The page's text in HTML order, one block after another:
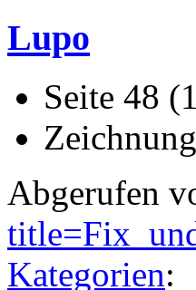
Lupo
Seite 48
Abgerufen
Kategorien: